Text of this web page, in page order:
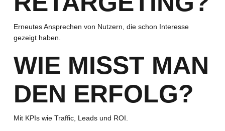
Erneutes Ansprechen von Nutzern, die schon Interesse
gezeigt haben.
WIE MISST MAN
DEN ERFOLG?
Mit KPIs wie Traffic, Leads und ROI.